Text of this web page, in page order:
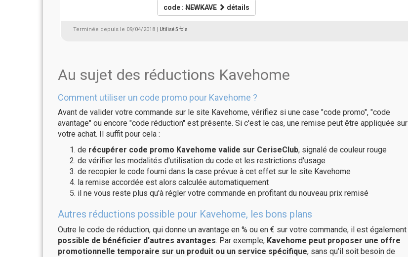
code :NEWKAVE détails
Terminée depuis le 09/04/2018 | Utilisé 5 fois
Au sujet des réductions Kavehome
Comment utiliser un code promo pour Kavehome ?
Avant de valider votre commande sur le site Kavehome, vérifiez si une case "code promo", "code
avantage" ou encore "code réduction" est présente. Si c'est le cas, une remise peut être appliquée sur
votre achat. Il suffit pour cela :
de récupérer code promo Kavehome valide sur CeriseClub, signalé de couleur rouge
de vérifier les modalités d'utilisation du code et les restrictions d'usage
de recopier le code fourni dans la case prévue à cet effet sur le site Kavehome
la remise accordée est alors calculée automatiquement
il ne vous reste plus qu'à régler votre commande en profitant du nouveau prix remisé
Autres réductions possible pour Kavehome, les bons plans
Outre le code de réduction, qui donne un avantage en % ou en € sur votre commande, il est également
possible de bénéficier d'autres avantages. Par exemple, Kavehome peut proposer une offre
promotionnelle temporaire sur un produit ou un service spécifique, sans qu'il soit besoin de